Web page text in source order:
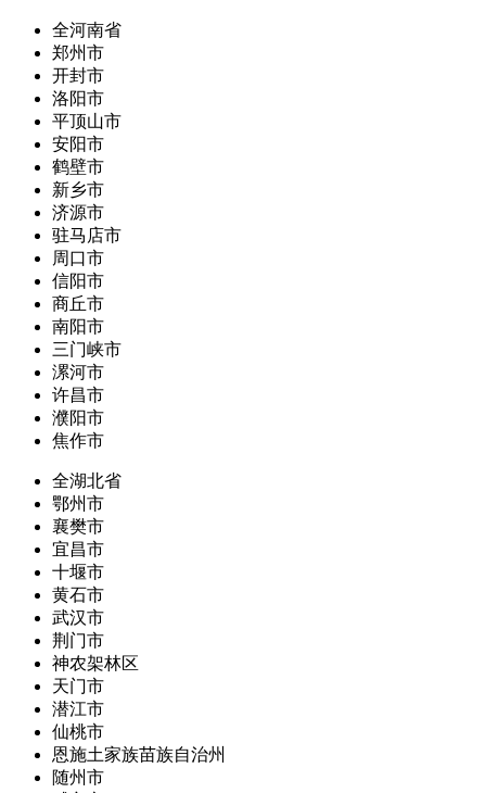
全河南省
郑州市
开封市
洛阳市
平顶山市
安阳市
鹤壁市
新乡市
济源市
驻马店市
周口市
信阳市
商丘市
南阳市
三门峡市
漯河市
许昌市
濮阳市
焦作市
全湖北省
鄂州市
襄樊市
宜昌市
十堰市
黄石市
武汉市
荆门市
神农架林区
天门市
潜江市
仙桃市
恩施土家族苗族自治州
随州市